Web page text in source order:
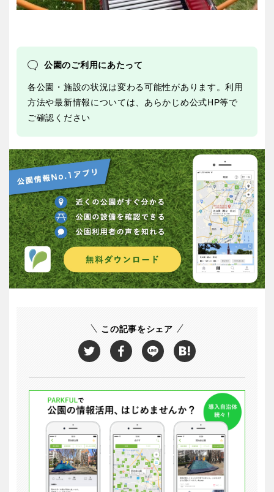
公園のご利用にあたって
各公園・施設の状況は変わる可能性があります。利用
方法や最新情報については、あらかじめ公式HP等で
ご確認ください
この記事をシェア